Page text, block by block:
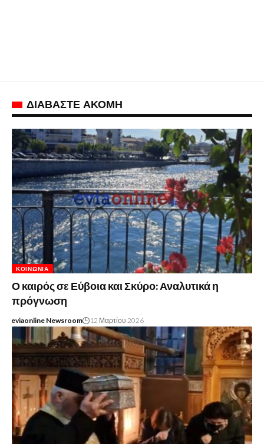
ΔΙΑΒΑΣΤΕ ΑΚΟΜΗ
ΚΟΙΝΩΝΊΑ
Ο καιρός σε Εύβοια και Σκύρο: Αναλυτικά η
πρόγνωση
eviaonline Newsroom 12 Μαρτίου 2026